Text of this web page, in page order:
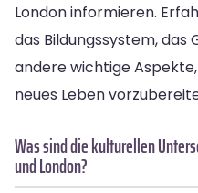
London informieren.
das Bildungssystem, das
andere wichtige
neues Leben
Was sind die kulturellen
und London?